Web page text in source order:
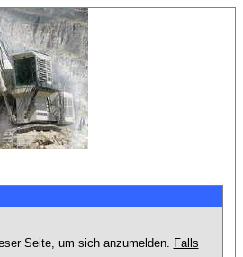
Seite, um sich anzumelden. Falls